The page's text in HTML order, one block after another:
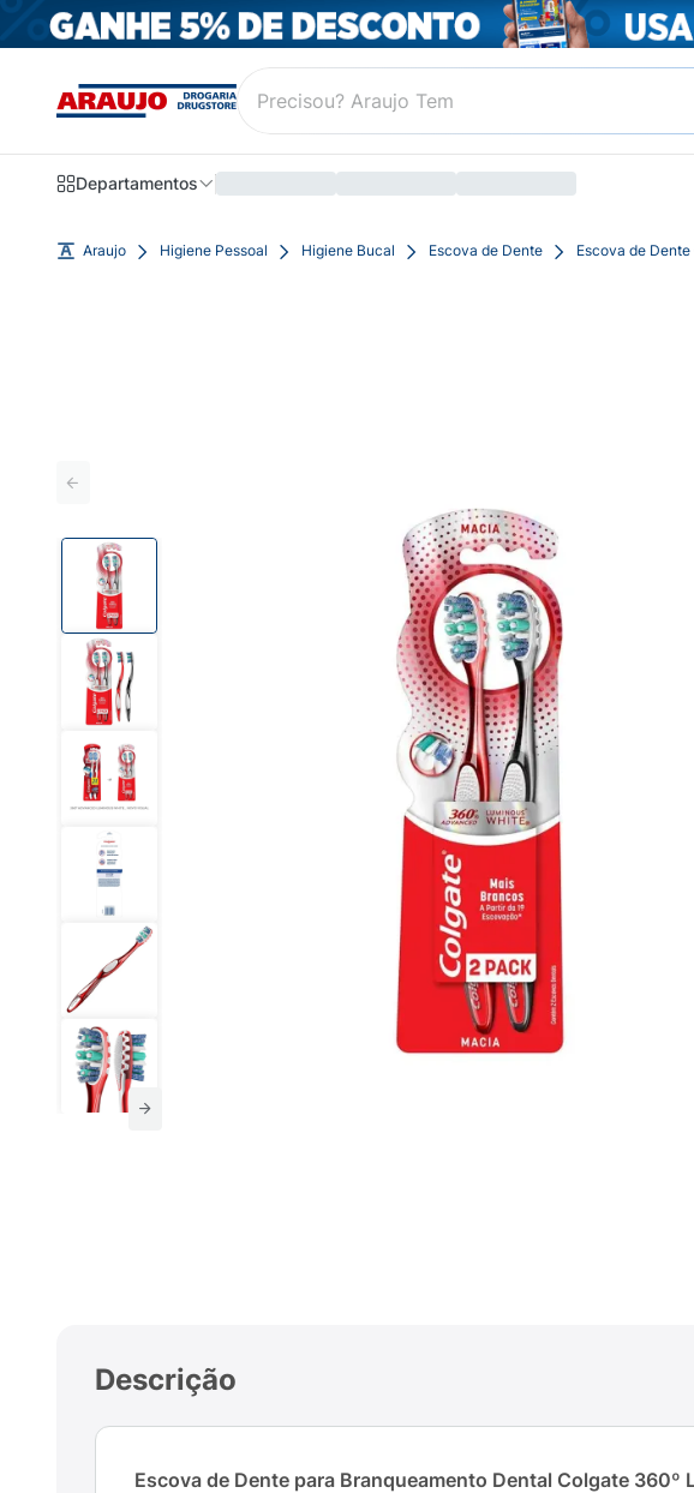
Departamentos
Araujo Higiene Pessoal Higiene Bucal Escova de Dente Escova de
Descrição
Escova de Dente para Branqueamento Dental Colgate